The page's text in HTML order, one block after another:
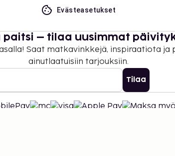
Evästeasetukset
paitsi – tilaa uusimmat
Saat matkavinkkejä, inspiraatiota ja
ainutlaatuisiin tarjouksiin.
Tilaa